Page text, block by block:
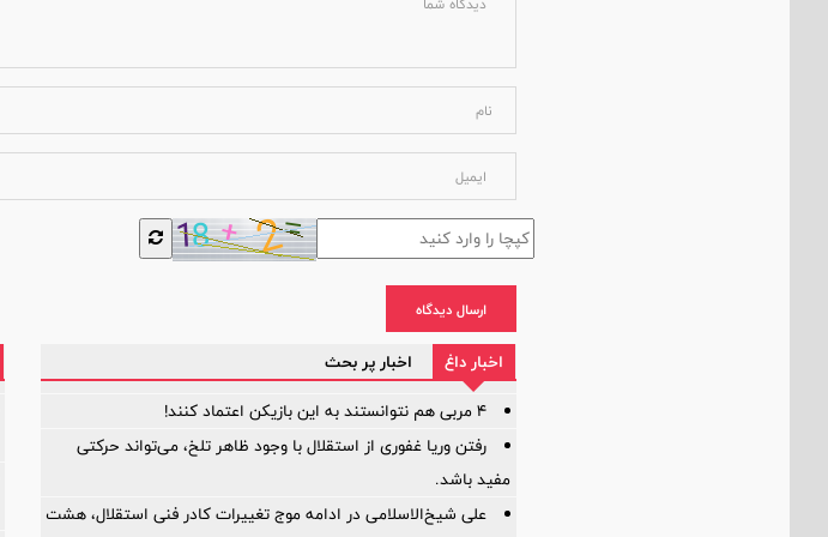
ارسال دیدگاه
اخبار داغ
اخبار پر بحث
۴ مربی هم نتوانستند به این بازیکن اعتماد کنند!
رفتن وریا غفوری از استقلال با وجود ظاهر تلخ، می‌تواند حرکتی
مفید باشد.
علی شیخ‌الاسلامی در ادامه موج تغییرات کادر فنی استقلال، هشت